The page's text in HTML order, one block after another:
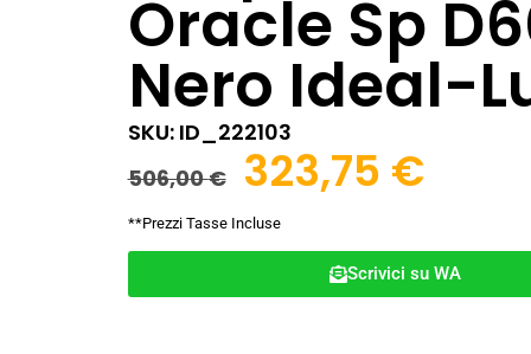
Oracle Sp
Nero Ideal-
SKU: ID_222103
506,00€ 323,75 €
**Prezzi Tasse Incluse
Scrivici su WA